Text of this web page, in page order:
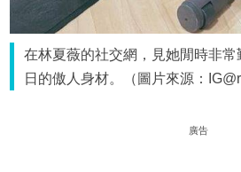
在林夏薇的社交網，見她閒時非
日的傲人身材。（圖片來源：
廣告